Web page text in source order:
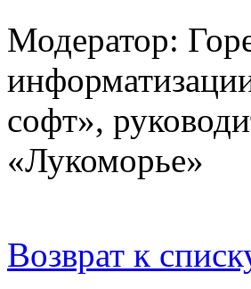
Модератор:
софт»,
«Лукоморье»
Возврат к